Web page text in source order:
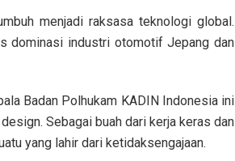
menjadi raksasa teknologi global.
dominasi industri otomotif Jepang dan
Badan Polhukam KADIN Indonesia ini
Sebagai buah dari kerja keras dan
yang lahir dari ketidaksengajaan.